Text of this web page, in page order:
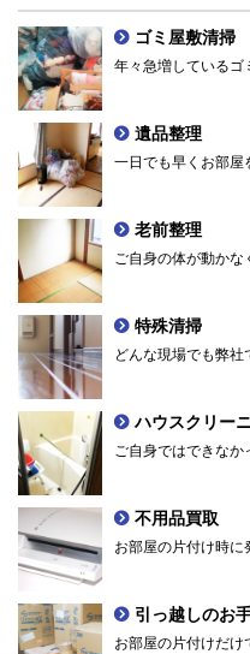
ゴミ屋敷清掃
年々急増しているゴ
遺品整理
一日でも早くお部屋
老前整理
ご自身の体が動かな
特殊清掃
どんな現場でも弊社
ハウスクリー
ご自身ではできなか
不用品買取
お部屋の片付け時に
引っ越しのお
お部屋の片付けだけ